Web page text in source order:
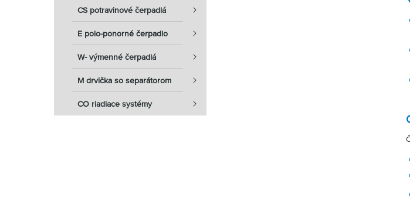
CS potravinové čerpadlá
E polo-ponorné čerpadlo
W- výmenné čerpadlá
M drvička so separátorom
CO riadiace systémy